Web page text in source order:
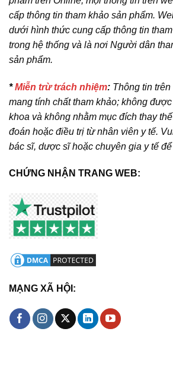
cấp thông tin tham khảo sản phẩm.
dưới hình thức cung cấp thông tin
trong hệ thống và là nơi Người dân
sản phẩm.
*Miễn trừ trách nhiệm: Thông tin
mang tính chất tham khảo; không
khoa và không nhằm mục đích thay
đoán hoặc điều trị từ nhân viên y tế.
bác sĩ, dược sĩ hoặc chuyên gia y tế
CHỨNG NHẬN TRANG WEB:
MẠNG XÃ HỘI: